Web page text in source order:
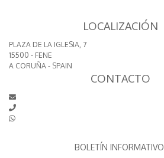
LOCALIZACIÓN
PLAZA DE LA IGLESIA, 7
15500 - FENE
A CORUÑA - SPAIN
CONTACTO
BOLETÍN INFORMATIVO